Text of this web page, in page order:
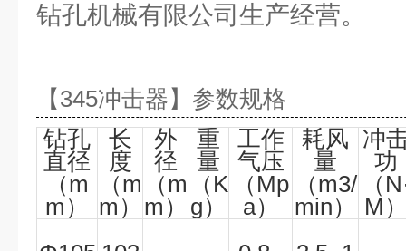
钻孔机械有限公司生产经营。
【345冲击器】参数规格
钻孔
直径
（m
m）
长
度
（m
m）
外
径
（m
m）
重
量
（K
g）
工作
气压
（Mp
a）
耗风
量
（m3/
min）
冲
功
（N
M